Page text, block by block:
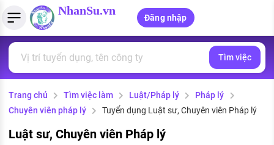
NhanSu.vn
Đăng nhập
Tìm việc làm
Việc làm ngành luật
Quản lý CV
Tải CV lên
Tính lương Gross - Net
Tính thuế thu nhập cá nhân
PHÁP LUẬT VIỆT NAM
Văn bản pháp luật
Chính sách mới
PHÁP LUẬT LAO ĐỘNG
Tìm việc
Trang chủ Tìm việc làm Luật/Pháp lý
Pháp lý
Chuyên viên pháp lý
Tuyển dụng Luật sư, Chuyên viên Pháp lý
Luật sư, Chuyên viên Pháp lý